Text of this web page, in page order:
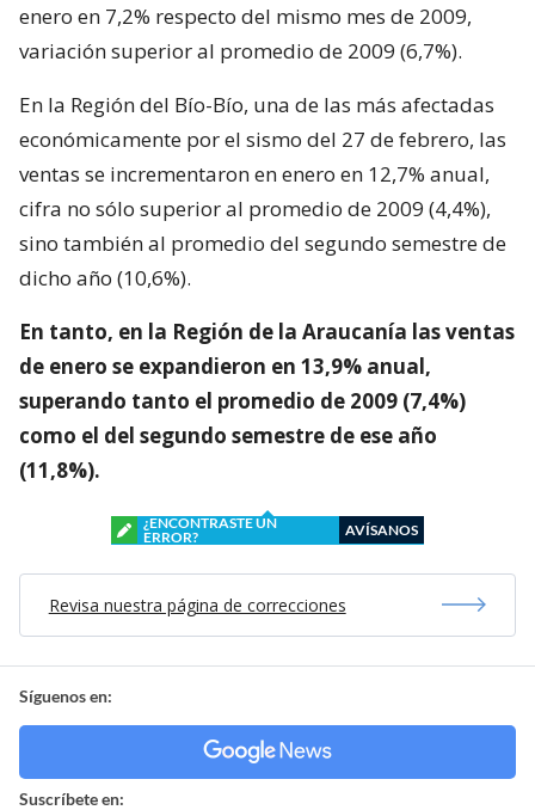
enero en 7,2% respecto del mismo mes de 2009,
variación superior al promedio de 2009 (6,7%).
En la Región del Bío-Bío, una de las más afectadas
económicamente por el sismo del 27 de febrero, las
ventas se incrementaron en enero en 12,7% anual,
cifra no sólo superior al promedio de 2009 (4,4%),
sino también al promedio del segundo semestre de
dicho año (10,6%).
En tanto, en la Región de la Araucanía las ventas
de enero se expandieron en 13,9% anual,
superando tanto el promedio de 2009 (7,4%)
como el del segundo semestre de ese año
(11,8%).
¿ENCONTRASTE UN
ERROR?
AVÍSANOS
Revisa nuestra página de correcciones
Síguenos en:
Suscríbete en: